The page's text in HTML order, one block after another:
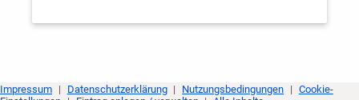
Impressum | Datenschutzerklärung | Nutzungsbedingungen | Cookie-